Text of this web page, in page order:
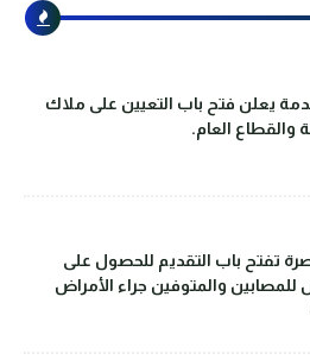
يعلن فتح باب التعيين على ملاك
والقطاع العام.
تفتح باب التقديم للحصول على
والمتوفين جراء الأمراض